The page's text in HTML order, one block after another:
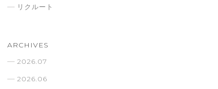
リクルート
ARCHIVES
2026.07
2026.06